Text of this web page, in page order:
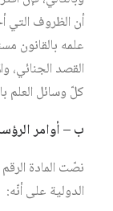
أن الظروف التي
علمه بالقانون
القصد الجنائي،
كلّ وسائل العلم
ب – أوامر
الدولية على أنّه: